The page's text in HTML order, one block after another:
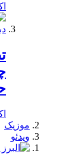
موزیک
ویدئو